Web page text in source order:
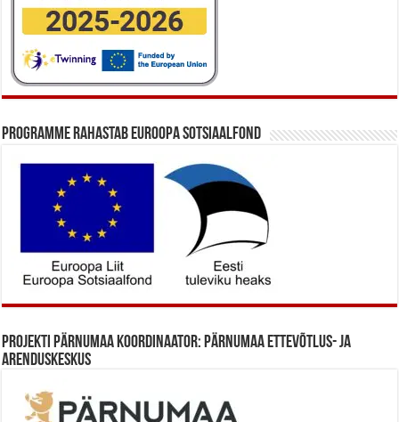
Programme rahastab Euroopa Sotsiaalfond
Projekti Pärnumaa koordinaator: Pärnumaa Ettevõtlus- ja
Arenduskeskus